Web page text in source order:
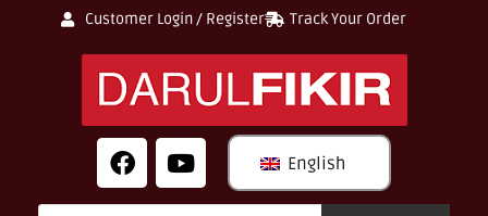
Customer Login / Register Track Your Order
English